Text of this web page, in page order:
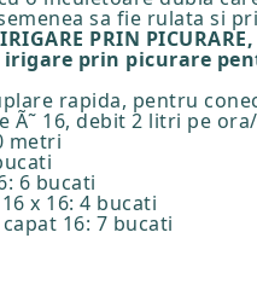
sa fie rulata si
PRIN
prin picurare
rapida, pentru
Ã˜ 16, debit 2 litri pe
metri
6 bucati
x 16: 4 bucati
16: 7 bucati